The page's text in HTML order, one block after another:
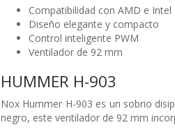
Compatibilidad con AMD e Intel
Diseño elegante y compacto
Control inteligente PWM
Ventilador de 92 mm
HUMMER H-903
Nox Hummer H-903 es un sobrio
negro, este ventilador de 92 mm